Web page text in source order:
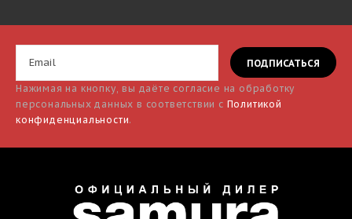
Нажимая на кнопку, вы даёте согласие на обработку
персональных данных в соответствии с Политикой
конфиденциальности.